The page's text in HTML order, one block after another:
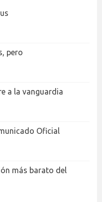
pero
a la vanguardia
Oficial
más barato del